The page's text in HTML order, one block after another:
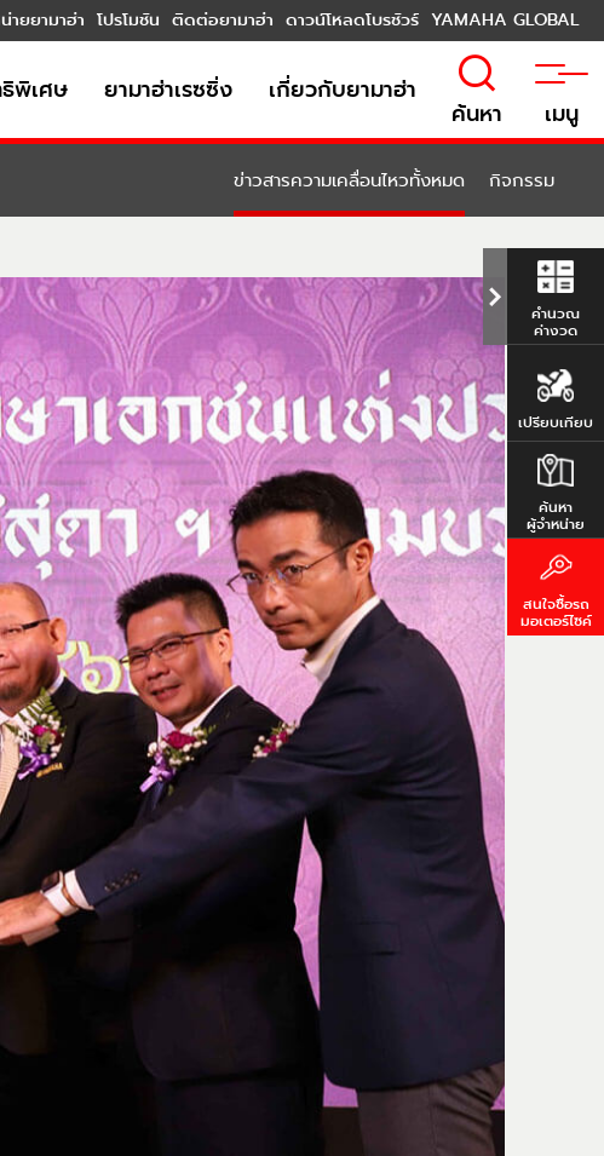
ายยามาฮ่า โปรโมชัน ติดต่อยามาฮ่า ดาวน์โหลดโบรชัวร์ YAMAHA GLOBAL
พิเศษ ยามาฮ่าเรซซิ่ง เกี่ยวกับยามาฮ่า
ค้นหา เมนู
ข่าวสารความเคลื่อนไหวทั้งหมด กิจกรรม
คำนวณ
ค่างวด
เปรียบเทียบ
ค้นหา
ผู้จำหน่าย
สนใจซื้อรถ
มอเตอร์ไซค์